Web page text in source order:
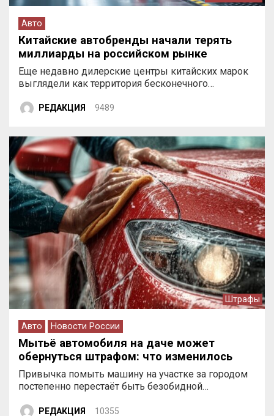
Авто
Китайские автобренды начали терять
миллиарды на российском рынке
Еще недавно дилерские центры китайских марок
выглядели как территория бесконечного…
РЕДАКЦИЯ 9489
Штрафы
Авто Новости России
Мытьё автомобиля на даче может
обернуться штрафом: что изменилось
Привычка помыть машину на участке за городом
постепенно перестаёт быть безобидной…
РЕДАКЦИЯ 10355